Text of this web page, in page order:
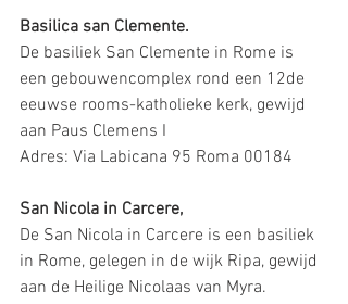
Basilica san Clemente.
De basiliek San Clemente in Rome is
een gebouwencomplex rond een 12de
eeuwse rooms-katholieke kerk, gewijd
aan Paus Clemens I
Adres: Via Labicana 95 Roma 00184
San Nicola in Carcere,
De San Nicola in Carcere is een basiliek
in Rome, gelegen in de wijk Ripa, gewijd
aan de Heilige Nicolaas van Myra.